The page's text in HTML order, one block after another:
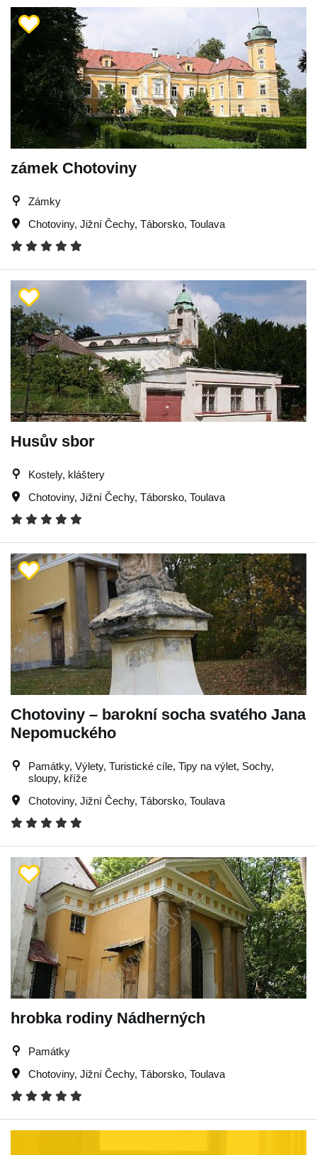
zámek Chotoviny
Zámky
Chotoviny, Jižní Čechy, Táborsko, Toulava
Husův sbor
Kostely, kláštery
Chotoviny, Jižní Čechy, Táborsko, Toulava
Chotoviny – barokní socha svatého Jana
Nepomuckého
Památky, Výlety, Turistické cíle, Tipy na výlet, Sochy,
sloupy, kříže
Chotoviny, Jižní Čechy, Táborsko, Toulava
hrobka rodiny Nádherných
Památky
Chotoviny, Jižní Čechy, Táborsko, Toulava